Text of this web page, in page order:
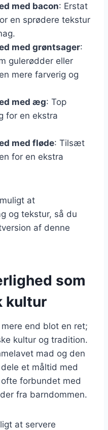
med bacon: Erstat
en sprødere tekstur
med grøntsager:
gulerødder eller
mere farverig og
med æg: Top
for en ekstra
med fløde: Tilsæt
for en ekstra
at
og tekstur, så du
af denne
som
kultur
end blot en ret;
kultur og tradition.
mad og den
et måltid med
forbundet med
fra barndommen.
at servere